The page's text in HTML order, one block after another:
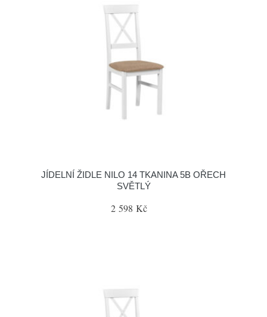
JÍDELNÍ ŽIDLE NILO 14 TKANINA 5B OŘECH
SVĚTLÝ
2 598 Kč